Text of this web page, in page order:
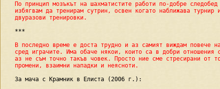
По принцип мозъкът на шахматистите работи по-добре
избягвам да тренирам сутрин, освен когато наближава турнир
двуразови тренировки.
***
В последно време е доста трудно и аз самият виждам повече
сред играчите. Има обаче някои, които са в добри отношения
аз не съм точно такъв човек. Просто ние сме стресирани от
промени, взаимни нападки и неясноти.
За мача с Крамник в Елиста (2006 г.):